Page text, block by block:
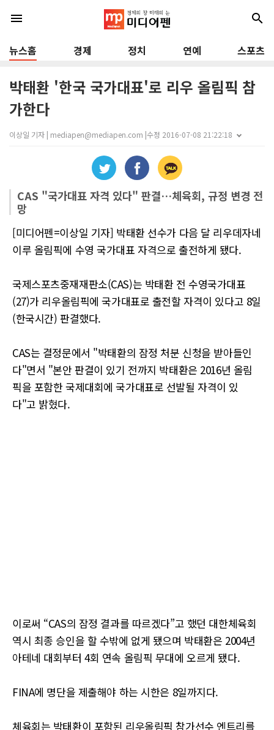
menu search
뉴스홈 경제 정치 연예 스포츠
박태환 '한국 국가대표'로 리우 올림픽 참
가한다
이상일 기자 | mediapen@mediapen.com |수정 2016-07-08 21:22:18
CAS "국가대표 자격 있다" 판결…체육회, 규정 변경 전
망
[미디어펜=이상일 기자] 박태환 선수가 다음 달 리우데자네
이루 올림픽에 수영 국가대표 자격으로 출전하게 됐다.
국제스포츠중재재판소(CAS)는 박태환 전 수영국가대표
(27)가 리우올림픽에 국가대표로 출전할 자격이 있다고 8일
(한국시간) 판결했다.
CAS는 결정문에서 "박태환의 잠정 처분 신청을 받아들인
다"면서 "본안 판결이 있기 전까지 박태환은 2016년 올림
픽을 포함한 국제대회에 국가대표로 선발될 자격이 있
다"고 밝혔다.
이로써 “CAS의 잠정 결과를 따르겠다”고 했던 대한체육회
역시 최종 승인을 할 수밖에 없게 됐으며 박태환은 2004년
아테네 대회부터 4회 연속 올림픽 무대에 오르게 됐다.
FINA에 명단을 제출해야 하는 시한은 8일까지다.
체육회는 박태환이 포함된 리우올림픽 참가선수 엔트리를